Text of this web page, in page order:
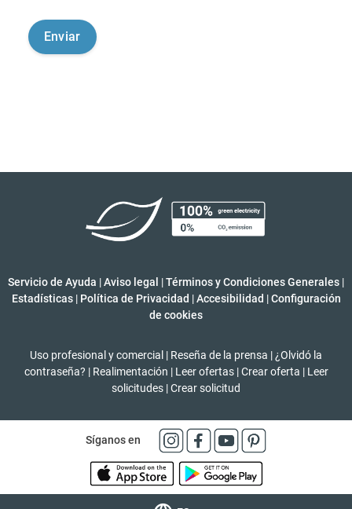
Servicio de Ayuda |Aviso legal |Términos y Condiciones Generales |
Estadísticas | Política de Privacidad | Accesibilidad | Configuración
de cookies
Uso profesional y comercial | Reseña de la prensa | ¿Olvidó la
contraseña? | Realimentación | Leer ofertas | Crear oferta | Leer
solicitudes |Crear solicitud
Síganos en